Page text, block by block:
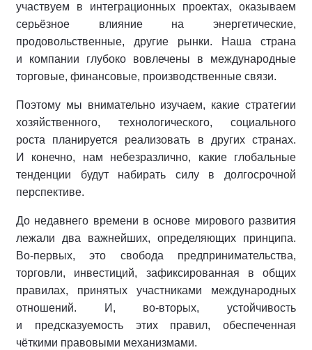
участвуем в интеграционных проектах, оказываем
серьёзное влияние на энергетические,
продовольственные, другие рынки. Наша страна
и компании глубоко вовлечены в международные
торговые, финансовые, производственные связи.
Поэтому мы внимательно изучаем, какие стратегии
хозяйственного, технологического, социального
роста планируется реализовать в других странах.
И конечно, нам небезразлично, какие глобальные
тенденции будут набирать силу в долгосрочной
перспективе.
До недавнего времени в основе мирового развития
лежали два важнейших, определяющих принципа.
Во-первых, это свобода предпринимательства,
торговли, инвестиций, зафиксированная в общих
правилах, принятых участниками международных
отношений. И, во-вторых, устойчивость
и предсказуемость этих правил, обеспеченная
чёткими правовыми механизмами.